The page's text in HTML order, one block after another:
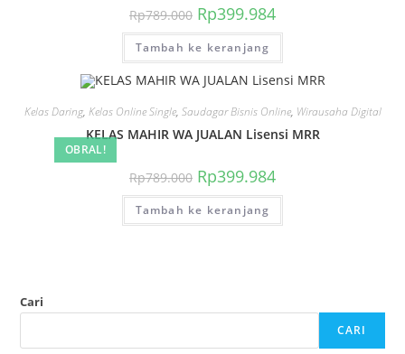
Rp789.000 Harga
aslinya
adalah:
Rp789.000.
Rp399.984saat
ini
Rp399.984.
Tambah ke keranjang
OBRAL!
Kelas Daring, Kelas Online Single, Saudagar Bisnis Online, Wirausaha Digital
KELAS MAHIR WA JUALAN Lisensi MRR
Rp789.000 Harga
aslinya
adalah:
Rp789.000.
Rp399.984saat
ini
Rp399.984.
Tambah ke keranjang
Cari
CARI